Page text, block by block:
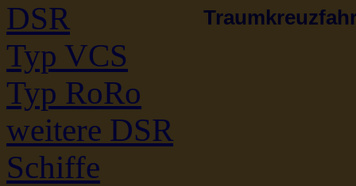
DSR
Typ VCS
Typ RoRo
weitere DSR
Schiffe